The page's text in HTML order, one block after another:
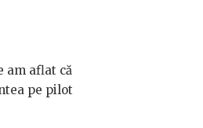
am aflat că
pe pilot